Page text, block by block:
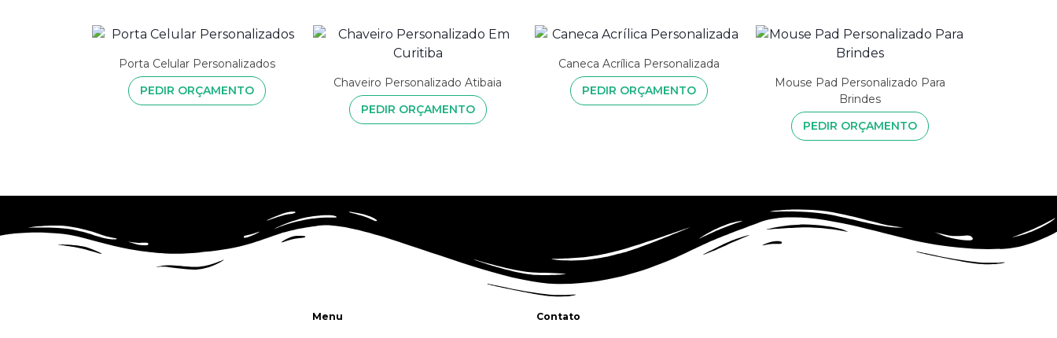
Porta Celular Personalizados
PEDIR ORÇAMENTO
Chaveiro Personalizado Atibaia
PEDIR ORÇAMENTO
Caneca Acrílica Personalizada
PEDIR ORÇAMENTO
Mouse Pad Personalizado Para
Brindes
PEDIR ORÇAMENTO
Menu Contato